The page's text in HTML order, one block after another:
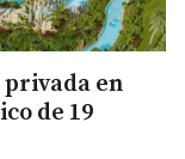
en
de 19